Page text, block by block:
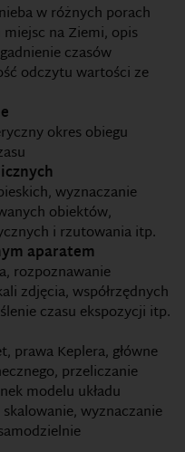
w różnych porach
na Ziemi, opis
czasów
odczytu wartości ze
okres obiegu
wyznaczanie
obiektów,
i rzutowania itp.
aparatem
rozpoznawanie
zdjęcia, współrzędnych
czasu ekspozycji itp.
prawa Keplera, główne
przeliczanie
modelu układu
wyznaczanie